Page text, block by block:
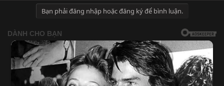
Bạn phải đăng nhập hoặc đăng ký để bình luận.